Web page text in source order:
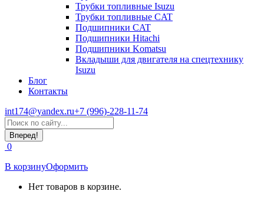
Трубки топливные Isuzu
Трубки топливные CAT
Подшипники CAT
Подшипники Hitachi
Подшипники Komatsu
Вкладыши для двигателя на спецтехнику
Isuzu
Блог
Контакты
int174@yandex.ru+7 (996)-228-11-74
Страница
WhatsApp
открывается
в
новом
окне
Поиск:
0
В корзинуОформить
Нет товаров в корзине.